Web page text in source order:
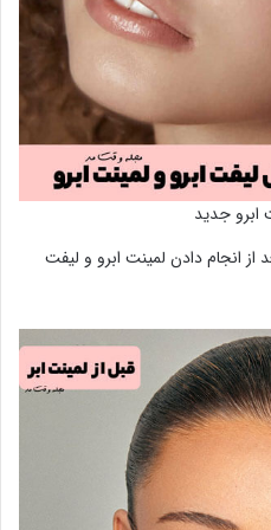
ابرو جدید
از انجام دادن لمینت ابرو و لیفت